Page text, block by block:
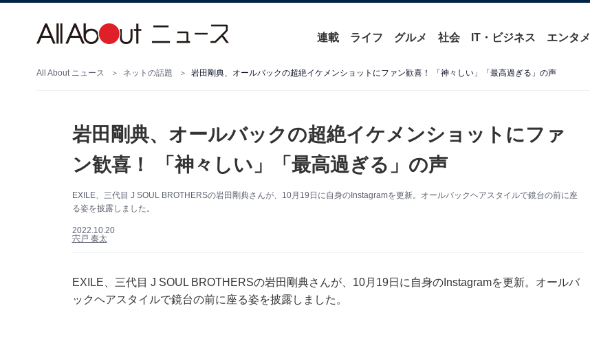
連載 ライフ グルメ 社会 IT・ビジネス エンタメ
All About ニュース ネットの話題 岩田剛典、オールバックの超絶イケメンショットにファン歓喜！ 「神々しい」「最高過ぎる」の声
岩田剛典、オールバックの超絶イケメンショットにファ
ン歓喜！ 「神々しい」「最高過ぎる」の声
EXILE、三代目 J SOUL BROTHERSの岩田剛典さんが、10月19日に自身のInstagramを更新。オールバックヘアスタイルで鏡台の前に座
る姿を披露しました。
2022.10.20
宍戸 奏太
EXILE、三代目 J SOUL BROTHERSの岩田剛典さんが、10月19日に自身のInstagramを更新。オールバ
ックヘアスタイルで鏡台の前に座る姿を披露しました。